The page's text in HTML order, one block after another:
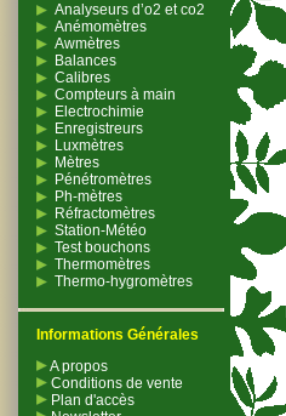
Analyseurs d’o2 et co2
Anémomètres
Awmètres
Balances
Calibres
Compteurs à main
Electrochimie
Enregistreurs
Luxmètres
Mètres
Pénétromètres
Ph-mètres
Réfractomètres
Station-Météo
Test bouchons
Thermomètres
Thermo-hygromètres
Informations Générales
A propos
Conditions de vente
Plan d'accès